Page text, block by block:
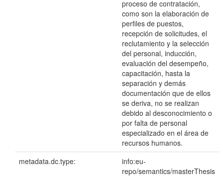
proceso de contratación,
como son la elaboración de
perfiles de puestos,
recepción de solicitudes, el
reclutamiento y la selección
del personal, inducción,
evaluación del desempeño,
capacitación, hasta la
separación y demás
documentación que de ellos
se deriva, no se realizan
debido al desconocimiento o
por falta de personal
especializado en el área de
recursos humanos.
metadata.dc.type:
info:eu-
repo/semantics/masterThesis